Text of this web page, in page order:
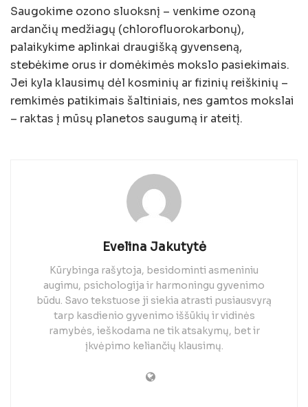
Saugokime ozono sluoksnį – venkime ozoną
ardančių medžiagų (chlorofluorokarbonų),
palaikykime aplinkai draugišką gyvenseną,
stebėkime orus ir domėkimės mokslo pasiekimais.
Jei kyla klausimų dėl kosminių ar fizinių reiškinių –
remkimės patikimais šaltiniais, nes gamtos mokslai
– raktas į mūsų planetos saugumą ir ateitį.
Evelina Jakutytė
Kūrybinga rašytoja, besidominti asmeniniu
augimu, psichologija ir harmoningu gyvenimo
būdu. Savo tekstuose ji siekia atrasti pusiausvyrą
tarp kasdienio gyvenimo iššūkių ir vidinės
ramybės, ieškodama ne tik atsakymų, bet ir
įkvėpimo keliančių klausimų.